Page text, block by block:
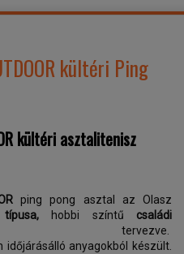
kültéri Ping
kültéri asztalitenisz
ping pong asztal az Olasz
hobbi színtű családi
anyagokból készült.